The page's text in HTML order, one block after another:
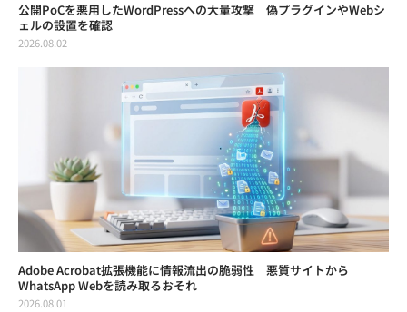
公開PoCを悪用したWordPressへの大量攻撃 偽プラグインやWebシ
ェルの設置を確認
2026.08.02
Adobe Acrobat拡張機能に情報流出の脆弱性 悪質サイトから
WhatsApp Webを読み取るおそれ
2026.08.01